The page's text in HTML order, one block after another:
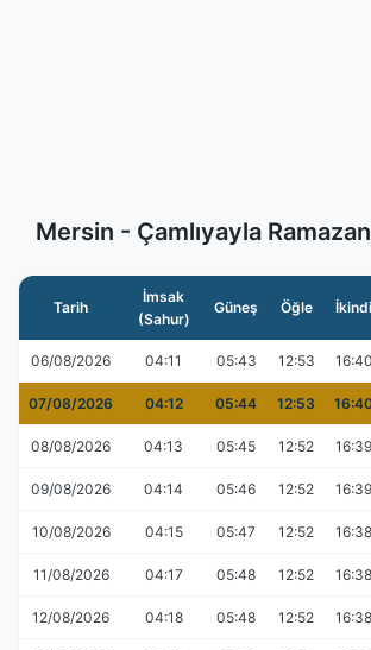
Mersin - Çamlıyayla
Tarih
İmsak
(Sahur)
Güneş Öğle İkindi
06/08/2026 04:11 05:43 12:53 16:40
07/08/2026 04:12 05:44 12:53
08/08/2026 04:13 05:45 12:52 16:39
09/08/2026 04:14 05:46 12:52 16:39
10/08/2026 04:15 05:47 12:52 16:38
11/08/2026 04:17 05:48 12:52 16:38
12/08/2026 04:18 05:48 12:52 16:38